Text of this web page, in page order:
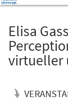
Elisa
virtueller